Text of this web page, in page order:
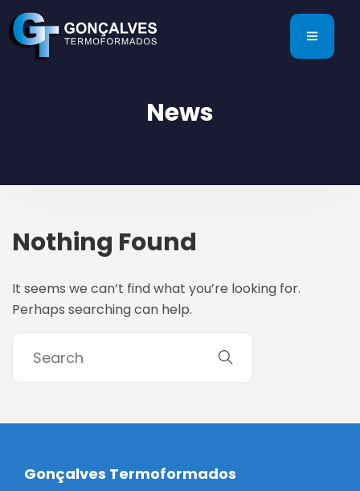
News
Nothing Found
It seems we can’t find what you’re looking for.
Perhaps searching can help.
Gonçalves Termoformados